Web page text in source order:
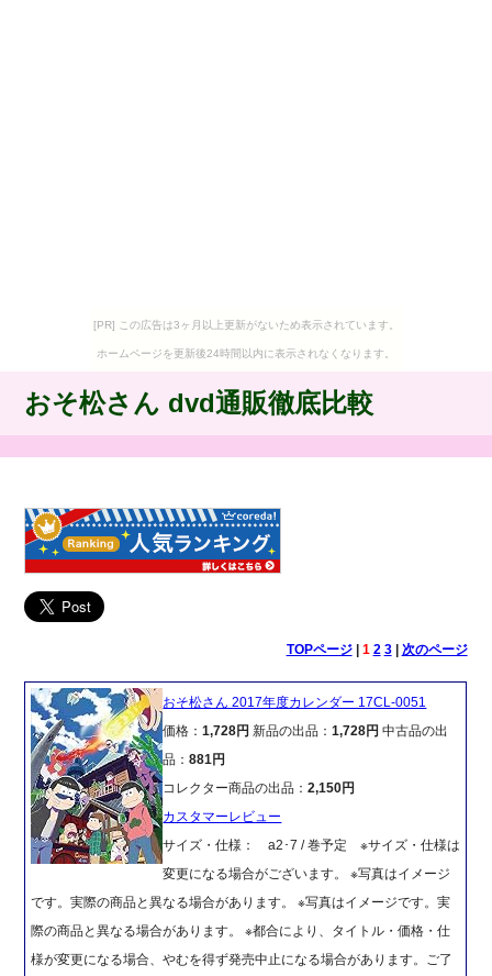
[PR] この広告は3ヶ月以上更新がないため表示されています。
ホームページを更新後24時間以内に表示されなくなります。
おそ松さん dvd通販徹底比較
TOPページ| 1 2 3| 次のページ
おそ松さん 2017年度カレンダー 17CL-0051
価格：1,728円新品の出品：1,728円 中古品の出
品：881円
コレクター商品の出品：2,150円
カスタマーレビュー
サイズ・仕様： a2･7 / 巻予定 ※サイズ・仕様は
変更になる場合がございます。 ※写真はイメージ
です。実際の商品と異なる場合があります。 ※写真はイメージです。実
際の商品と異なる場合があります。 ※都合により、タイトル・価格・仕
様が変更になる場合、やむを得ず発売中止になる場合があります。ご了